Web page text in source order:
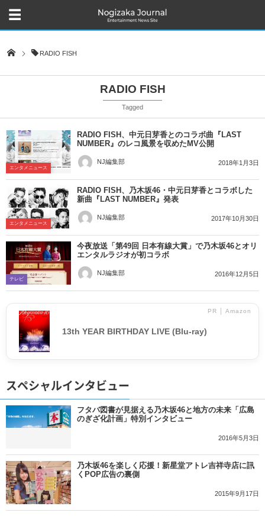
RADIO FISH
RADIO FISH
Tagged
エンタメニュース
RADIO FISH、中元日芽香とのコラボ曲『LAST
NUMBER』のレコ風景を収めたMV公開
NJ編集部 2018年1月3日
エンタメニュース
RADIO FISH、乃木坂46・中元日芽香とコラボした
新曲『LAST NUMBER』発表
NJ編集部 2017年10月30日
テレビ
今夜放送「第49回 日本有線大賞」で乃木坂46とオリ
エンタルラジオが初コラボ
NJ編集部 2016年12月5日
PR │ Amazon
13th YEAR BIRTHDAY LIVE (Blu-ray)
スペシャルインタビュー
フタバ図書が見据える乃木坂46と地方の未来「広島
のぎざ化計画」特別インタビュー
2016年5月3日
乃木坂46を楽しく応援！新星堂アトレ吉祥寺店に訊
くPOP広告の裏側
2015年9月17日